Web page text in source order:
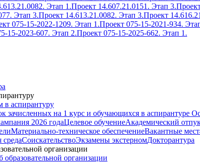
Этап 1.Проект 14.607.21.0151. Этап 3.
Этап 3.Проект 14.613.21.0082. Этап 3.Проект
075-15-2022-1209. Этап 1.Проект 075-15-2021-934.
15-2023-607. Этап 2.Проект 075-15-2025-662. Этап 1.
в аспирантуру
зачисленных на 1 курс и обучающихся в аспирантуре
2026 годаЦелевое обучениеАкадемический
Материально-техническое обеспечениеВакантные
СоискательствоЭкзамены экстерномДокторантура
организации
образовательной организации